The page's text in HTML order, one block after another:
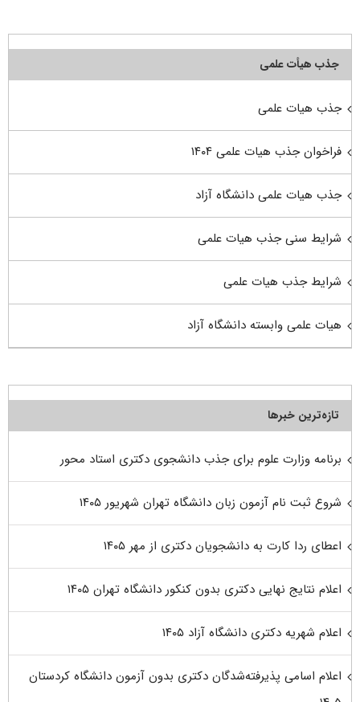
جذب هیأت علمی
جذب هیات علمی
فراخوان جذب هیات علمی ۱۴۰۴
جذب هیات علمی دانشگاه آزاد
شرایط سنی جذب هیات علمی
شرایط جذب هیات علمی
هیات علمی وابسته دانشگاه آزاد
تازه‌ترین خبرها
برنامه وزارت علوم برای جذب دانشجوی دکتری استاد محور
شروع ثبت نام آزمون زبان دانشگاه تهران شهریور ۱۴۰۵
اعطای ردا کارت به دانشجویان دکتری از مهر ۱۴۰۵
اعلام نتایج نهایی دکتری بدون کنکور دانشگاه تهران ۱۴۰۵
اعلام شهریه دکتری دانشگاه آزاد ۱۴۰۵
اعلام اسامی پذیرفته‌شدگان دکتری بدون آزمون دانشگاه کردستان